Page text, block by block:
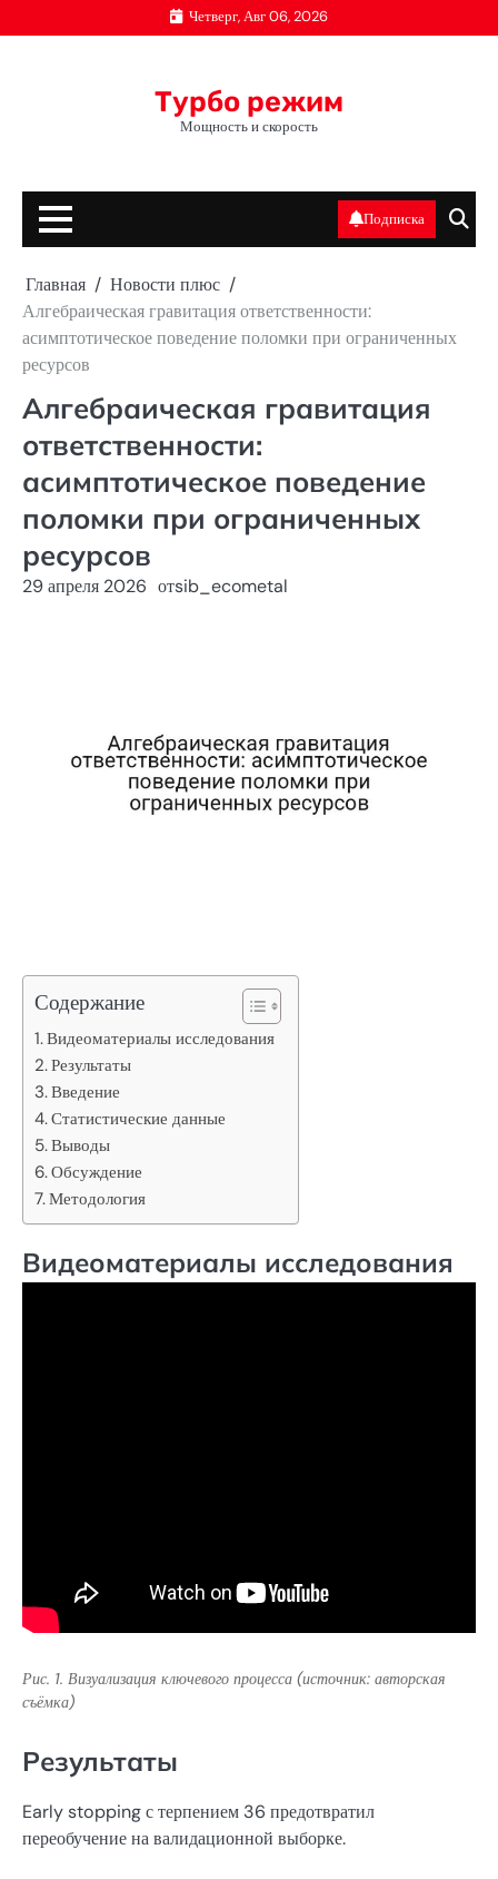
к
Четверг, Авг 06, 2026
Турбо режим
Мощность и скорость
Подписка
Главная
Новости плюс
Алгебраическая гравитация ответственности:
асимптотическое поведение поломки при ограниченных
ресурсов
Алгебраическая гравитация
ответственности:
асимптотическое поведение
поломки при ограниченных
ресурсов
29 апреля 2026 отsib_ecometal
Содержание
Видеоматериалы исследования
Результаты
Введение
Статистические данные
Выводы
Обсуждение
Методология
Видеоматериалы исследования
Рис. 1. Визуализация ключевого процесса (источник: авторская
съёмка)
Результаты
Early stopping с терпением 36 предотвратил
переобучение на валидационной выборке.